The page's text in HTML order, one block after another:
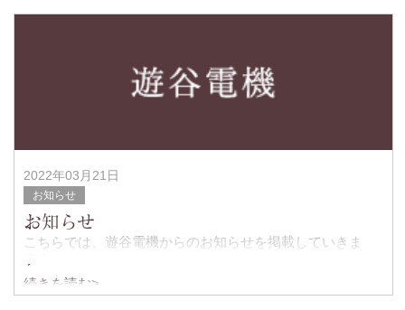
2022年03月21日
お知らせ
お知らせ
こちらでは、遊谷電機からのお知らせを掲載していきま
続きを読む>